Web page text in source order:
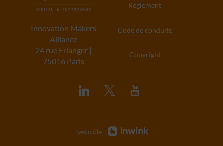
Innovation Makers
Alliance
24 rue Erlanger |
75016 Paris
Règlement
Code de conduite
Copyright
Powered by